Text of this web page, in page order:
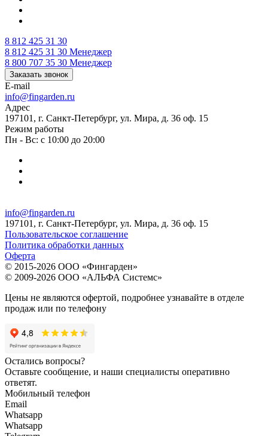
8 812 425 31 30
8 812 425 31 30 Менеджер
8 800 707 35 30 Менеджер
Заказать звонок
E-mail
info@fingarden.ru
Адрес
197101, г. Санкт-Петербург, ул. Мира, д. 36 оф. 15
Режим работы
Пн - Вс: с 10:00 до 20:00
info@fingarden.ru
197101, г. Санкт-Петербург, ул. Мира, д. 36 оф. 15
Пользовательское соглашение
Политика обработки данных
Оферта
© 2015-2026 ООО «Фингарден»
© 2009-2026 ООО «АЛЬФА Системс»
Цены не являются офертой, подробнее узнавайте в отделе
продаж или по телефону
Остались вопросы?
Оставьте сообщение, и наши специалисты оперативно
ответят.
Мобильный телефон
Email
Whatsapp
Whatsapp